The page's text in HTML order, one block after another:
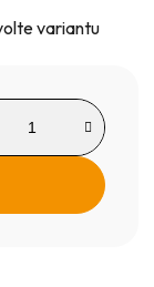
variantu